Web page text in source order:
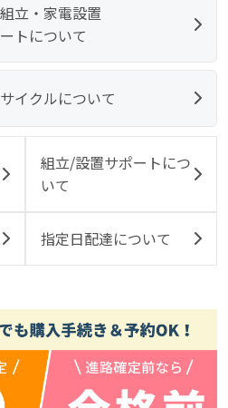
立・家電設置
トについて
イクルについて
組立/設置サポートにつ
いて
指定日配達について